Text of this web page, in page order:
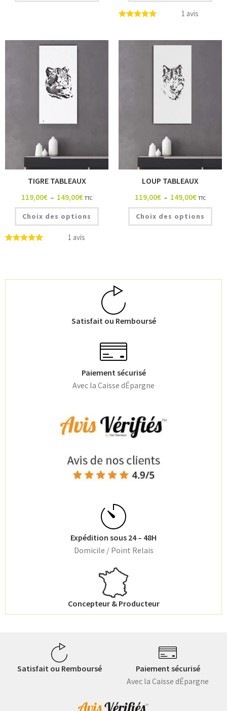
1 avis
1 avis
TIGRE TABLEAUX
119,00€ – 149,00€ TTC
Choix des options
LOUP TABLEAUX
119,00€ – 149,00€ TTC
Choix des options
Satisfait ou Remboursé
Paiement sécurisé
Avec la Caisse dÉpargne
Expédition sous 24 – 48H
Domicile / Point Relais
Concepteur & Producteur
Satisfait ou Remboursé
Paiement sécurisé
Avec la Caisse dÉpargne